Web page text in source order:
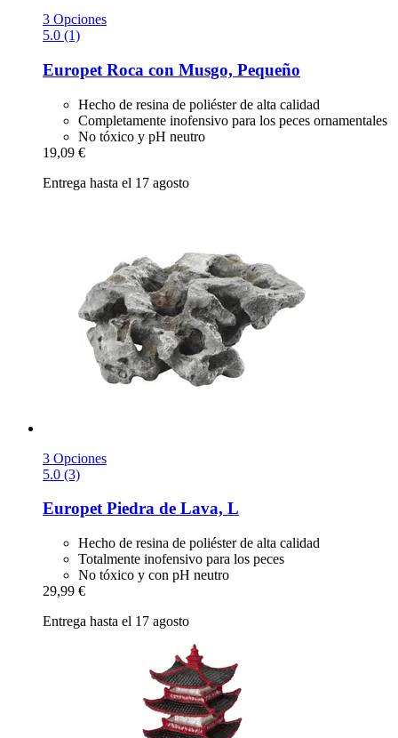
3 Opciones
5.0 (1)
Europet Roca con Musgo, Pequeño
Hecho de resina de poliéster de alta calidad
Completamente inofensivo para los peces ornamentales
No tóxico y pH neutro
19,09 €
Entrega hasta el 17 agosto
3 Opciones
5.0 (3)
EuropetPiedra de Lava, L
Hecho de resina de poliéster de alta calidad
Totalmente inofensivo para los peces
No tóxico y con pH neutro
29,99 €
Entrega hasta el 17 agosto